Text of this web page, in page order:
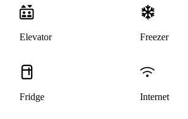
Elevator Freezer
Fridge Internet